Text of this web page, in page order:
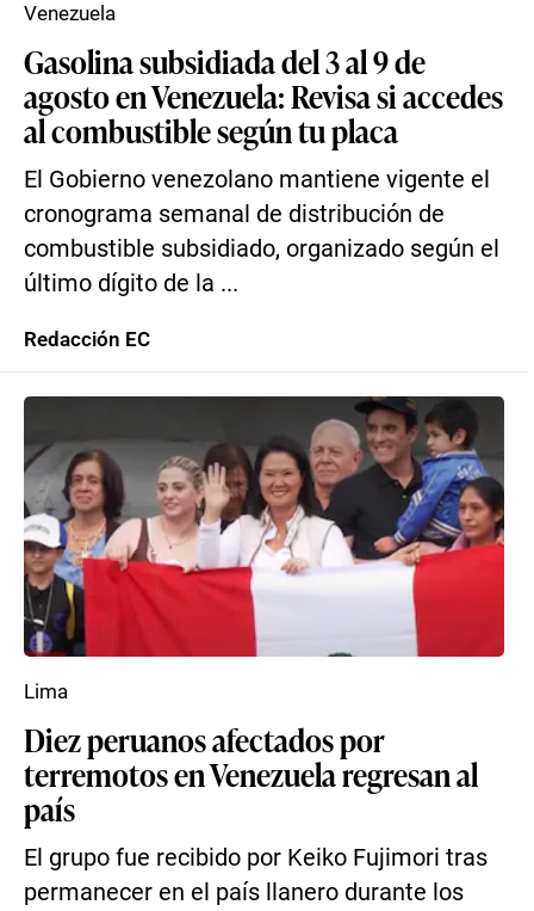
Gasolina subsidiada del 3 al 9 de
agosto en Venezuela: Revisa si accedes
al combustible según tu placa
El Gobierno venezolano mantiene vigente el
cronograma semanal de distribución de
combustible subsidiado, organizado según el
último dígito de la ...
Venezuela
Redacción EC
Diez peruanos afectados por
terremotos en Venezuela regresan al
país
El grupo fue recibido por Keiko Fujimori tras
permanecer en el país llanero durante los
Lima